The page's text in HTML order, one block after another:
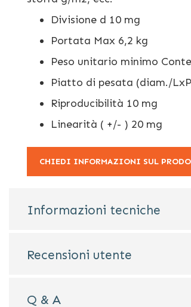
Divisione d 10 mg
Portata Max 6,2 kg
Peso unitario minimo
Piatto di pesata (diam./
Riproducibilità 10 mg
Linearità ( +/- ) 20 mg
CHIEDI INFORMAZIONI SUL
Informazioni tecniche
Recensioni utente
Q & A